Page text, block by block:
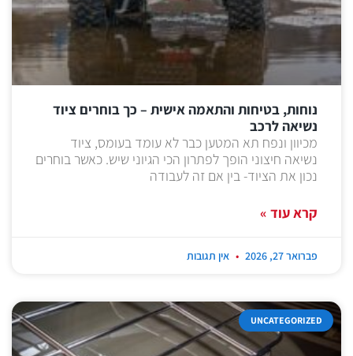
נוחות, בטיחות והתאמה אישית – כך בוחרים ציוד
נשיאה לרכב
מכיוון ונפח תא המטען כבר לא עומד בעומס, ציוד
נשיאה חיצוני הופך לפתרון הכי הגיוני שיש. כאשר בוחרים
נכון את הציוד- בין אם זה לעבודה
קרא עוד »
פברואר 27, 2026 אין תגובות
UNCATEGORIZED